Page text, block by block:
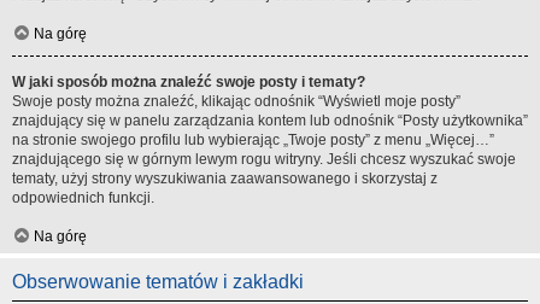
Na górę
W jaki sposób można znaleźć swoje posty i tematy?
Swoje posty można znaleźć, klikając odnośnik “Wyświetl moje posty”
znajdujący się w panelu zarządzania kontem lub odnośnik “Posty użytkownika”
na stronie swojego profilu lub wybierając „Twoje posty” z menu „Więcej…”
znajdującego się w górnym lewym rogu witryny. Jeśli chcesz wyszukać swoje
tematy, użyj strony wyszukiwania zaawansowanego i skorzystaj z
odpowiednich funkcji.
Na górę
Obserwowanie tematów i zakładki